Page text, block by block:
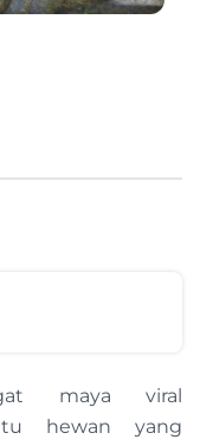
maya viral
hewan yang